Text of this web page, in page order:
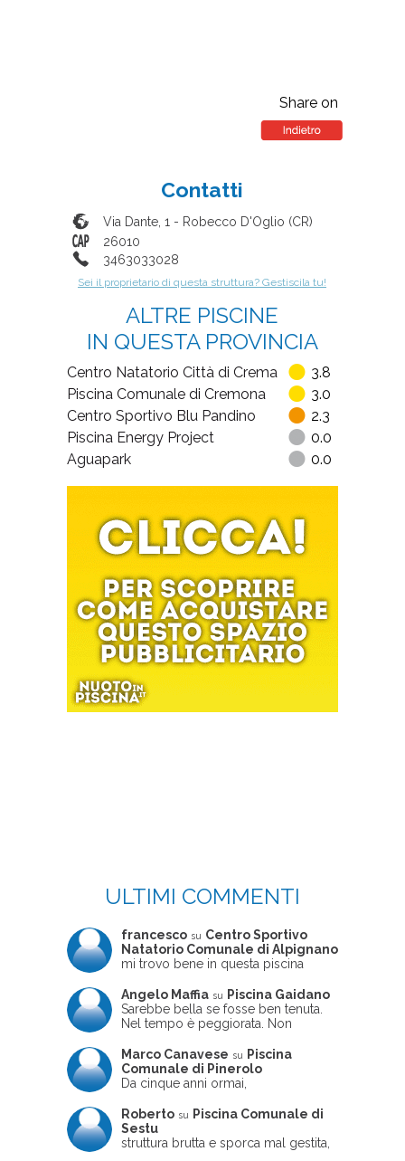
Share on
Contatti
Via Dante, 1 - Robecco D'Oglio (CR)
26010
3463033028
Sei il proprietario di questa struttura? Gestiscila tu!
ALTRE PISCINE
IN QUESTA PROVINCIA
Centro Natatorio Città di Crema
3.8
Piscina Comunale di Cremona
3.0
Centro Sportivo Blu Pandino
2.3
Piscina Energy Project
0.0
Aguapark
0.0
ULTIMI COMMENTI
francesco su Centro Sportivo
Natatorio Comunale di Alpignano
mi trovo bene in questa piscina
Angelo Maffia su
Piscina Gaidano
Sarebbe bella se fosse ben tenuta.
Nel tempo è peggiorata. Non
ne usciva insieme a me non ha
ritrovato le sue scarpe! Peccato
perché potrebbe essere un'ottima
frequentata non magnificamente
Marco Canavese su
Piscina
Comunale di Pinerolo
Da cinque anni ormai,
pomeriggio trascorro cinque-sei ore
in questa magnifica piscina con i miei
due figli che sono letteralmente
Roberto su
Piscina Comunale di
Sestu
struttura brutta e sporca mal gestita,